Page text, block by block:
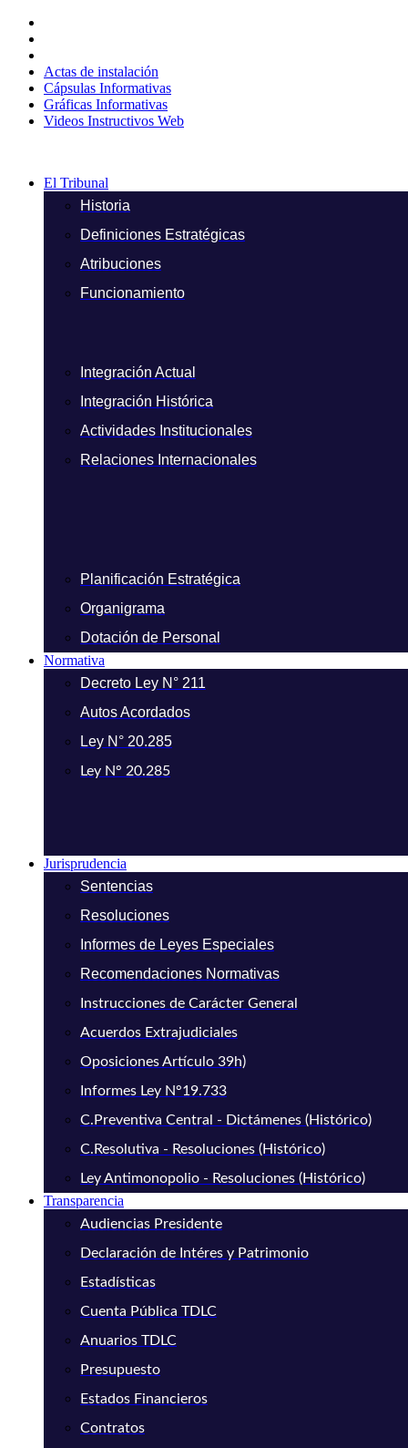
contenido
Actas de instalación
Cápsulas Informativas
Gráficas Informativas
Videos Instructivos Web
El Tribunal
Historia
Definiciones Estratégicas
Atribuciones
Funcionamiento
Integración Actual
Integración Histórica
Actividades Institucionales
Relaciones Internacionales
Planificación Estratégica
Organigrama
Dotación de Personal
Normativa
Decreto Ley N° 211
Autos Acordados
Ley N° 20.285
Ley N° 20.285
Jurisprudencia
Sentencias
Resoluciones
Informes de Leyes Especiales
Recomendaciones Normativas
Instrucciones de Carácter General
Acuerdos Extrajudiciales
Oposiciones Artículo 39h)
Informes Ley N°19.733
C.Preventiva Central - Dictámenes (Histórico)
C.Resolutiva - Resoluciones (Histórico)
Ley Antimonopolio - Resoluciones (Histórico)
Transparencia
Audiencias Presidente
Declaración de Intéres y Patrimonio
Estadísticas
Cuenta Pública TDLC
Anuarios TDLC
Presupuesto
Estados Financieros
Contratos